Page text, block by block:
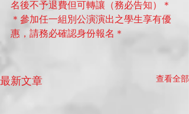
名後不予退費但可轉讓（務必告知）＊
＊參加任一組別公演演出之學生享有優
惠，請務必確認身份報名＊
最新文章 查看全部